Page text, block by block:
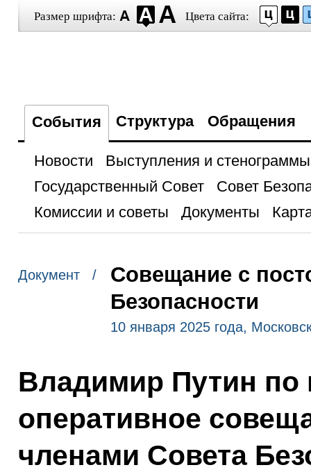
Размер шрифта: Цвета сайта:
События Структура Обращения
Новости
Выступления и стенограммы
Государственный Совет
Совет
Комиссии и советы
Документы
Документ /
Совещание с
Безопасности
10 января 2025 года,
Владимир Путин по
оперативное
членами Совета